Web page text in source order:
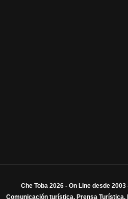
Che Toba 2026 - On Line desde
Comunicación turística, Prensa Turística,